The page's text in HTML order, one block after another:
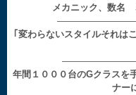
メカニック、数名
｢変わらないスタイルそれは
年間１０００台のGクラスを
ナー